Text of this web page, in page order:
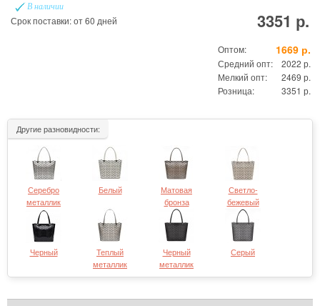
В наличии
Срок поставки: от 60 дней 3351 р.
Оптом: 1669 р.
Средний опт:
2022 р.
Мелкий опт:
2469 р.
Розница:
3351 р.
Другие разновидности:
Серебро
металлик
Белый
Матовая
бронза
Светло-
бежевый
Черный
Теплый
металлик
Черный
металлик
Серый